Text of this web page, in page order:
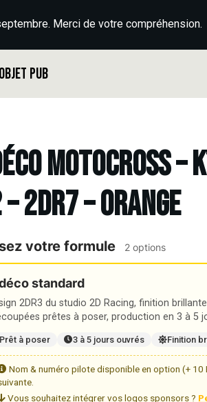
Merci de votre compréhension.
Objet Pub
Motocross –
2DR7 – ORANGE
votre formule 2 options
standard
2DR3 du studio 2D Racing, finition
prêtes à poser, production en 3 à 5
Prêt à poser 3 à 5 jours ouvrés Finition
Nom & numéro pilote disponible en option (+ 10
Vous souhaitez intégrer vos logos sponsors ?